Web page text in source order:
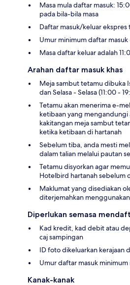
Masa mula daftar masuk:
pada bila-bila masa
Daftar masuk/keluar ekspres
Umur minimum daftar masuk
Masa daftar keluar adalah
Arahan daftar masuk khas
Meja sambut tetamu dibuka
dan Selasa - Selasa (11:00 -
Tetamu akan menerima e-
ketibaan yang mengandungi
kakitangan meja sambut
ketika ketibaan di hartanah
Sebelum tiba, anda mesti
dalam talian melalui pautan
Tetamu disyorkan agar
Hotelbird hartanah sebelum
Maklumat yang disediakan
diterjemahkan
Diperlukan semasa
Kad kredit, kad debit atau
caj sampingan
ID foto dikeluarkan kerajaan
Umur daftar masuk minimum
Kanak-kanak